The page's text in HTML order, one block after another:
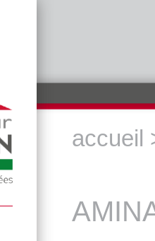
VOUS
accueil